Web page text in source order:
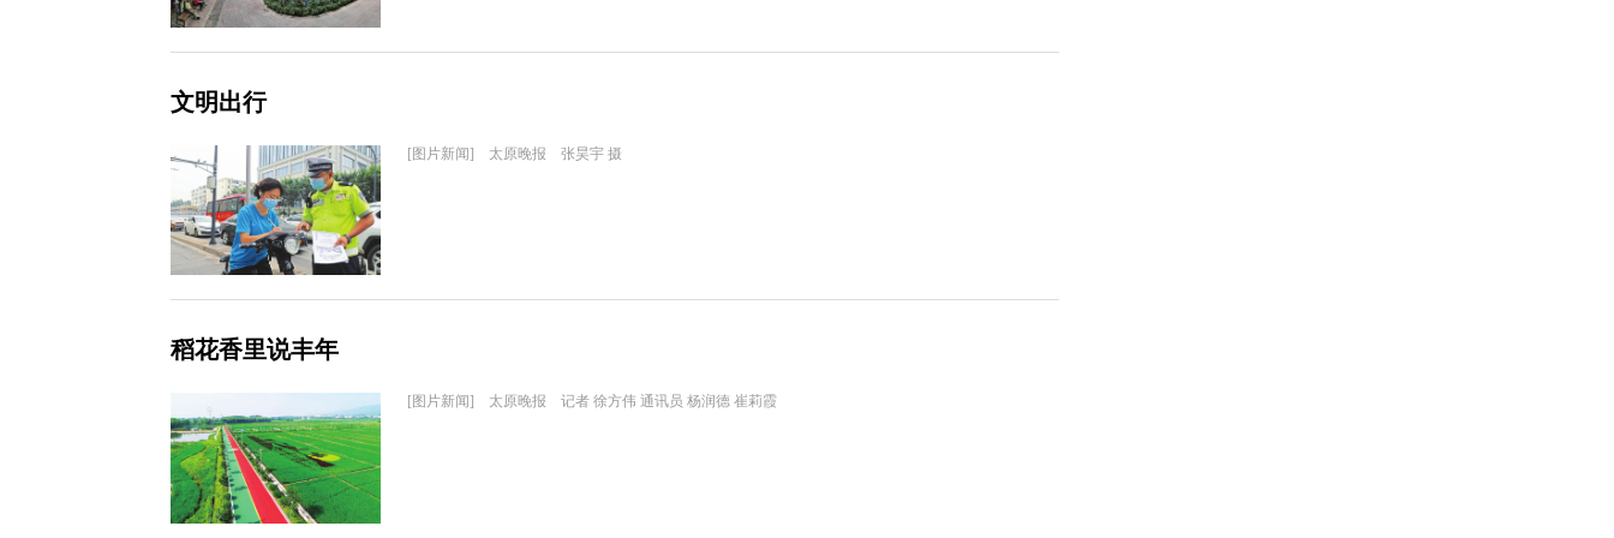
文明出行
[图片新闻] 太原晚报 张昊宇 摄
稻花香里说丰年
[图片新闻] 太原晚报 记者 徐方伟 通讯员 杨润德 崔莉霞